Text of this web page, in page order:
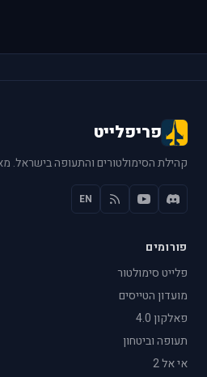
פריפלייט
קהילת הסימולטורים והתעופה בישראל. מאז
EN
פורומים
פלייט סימולטור
מועדון הטייסים
פאלקון 4.0
תעופה וביטחון
אי אל 2